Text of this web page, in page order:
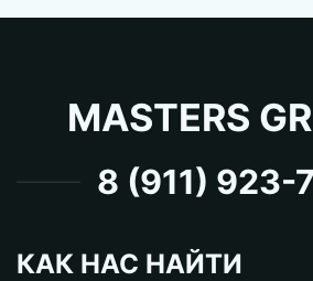
MASTERS
8 (911) 923-
КАК НАС НАЙТИ